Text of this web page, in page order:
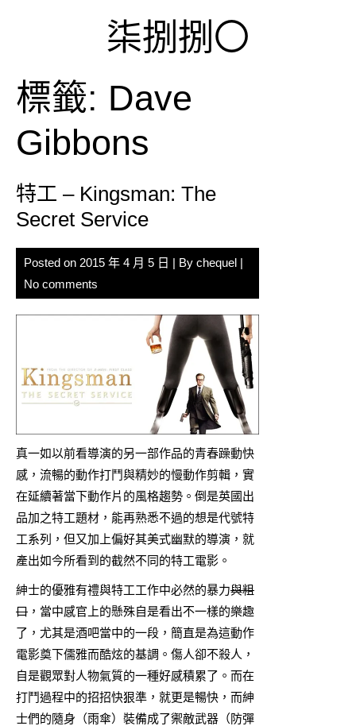
柒捌捌〇
標籤: Dave
Gibbons
特工 – Kingsman: The
Secret Service
Posted on 2015 年 4 月 5 日 | By chequel |
No comments
真一如以前看導演的另一部作品的青春躁動快
感，流暢的動作打鬥與精妙的慢動作剪輯，實
在延續著當下動作片的風格趨勢。倒是英國出
品加之特工題材，能再熟悉不過的想是代號特
工系列，但又加上偏好其美式幽默的導演，就
產出如今所看到的截然不同的特工電影。
紳士的優雅有禮與特工工作中必然的暴力與粗
口 ，當中感官上的懸殊自是看出不一樣的樂趣
了，尤其是酒吧當中的一段，簡直是為這動作
電影奠下儒雅而酷炫的基調。傷人卻不殺人，
自是觀眾對人物氣質的一種好感積累了。而在
打鬥過程中的招招快狠準，就更是暢快，而紳
士們的隨身（雨傘）裝備成了禦敵武器（防彈